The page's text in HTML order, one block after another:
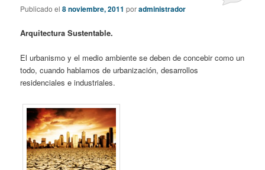
Publicado el8 noviembre, 2011 poradministrador
Arquitectura Sustentable.
El urbanismo y el medio ambiente se deben de concebir como un
todo, cuando hablamos de urbanización, desarrollos
residenciales e industriales.